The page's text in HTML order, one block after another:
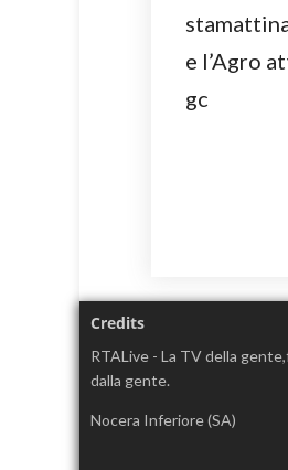
e l’Agro
gc
Credits
RTALive - La TV della
dalla gente.
Nocera Inferiore (SA)